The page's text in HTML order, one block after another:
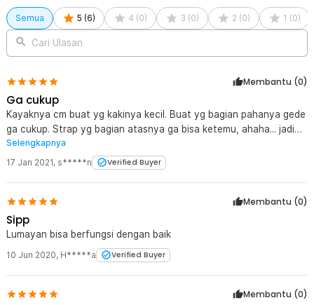
Semua 5 (6) 4 (0) 3 (0) 2 (0) 1 (0)
Cari Ulasan
Membantu (0)
Ga cukup
Kayaknya cm buat yg kakinya kecil. Buat yg bagian pahanya gede
ga cukup. Strap yg bagian atasnya ga bisa ketemu, ahaha... jadi
akali pake tali atau apalah. Terapi magnetnya awal2 kerasa anget,
lama2 panas juga. Sipp lah...
Selengkapnya
17 Jan 2021, s*****n Verified Buyer
Membantu (0)
Sipp
Lumayan bisa berfungsi dengan baik
10 Jun 2020, H*****a Verified Buyer
Membantu (0)